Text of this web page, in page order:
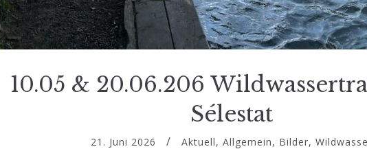
10.05 & 20.06.206
Sélestat
21. Juni 2026 Aktuell, Allgemein, Bilder,